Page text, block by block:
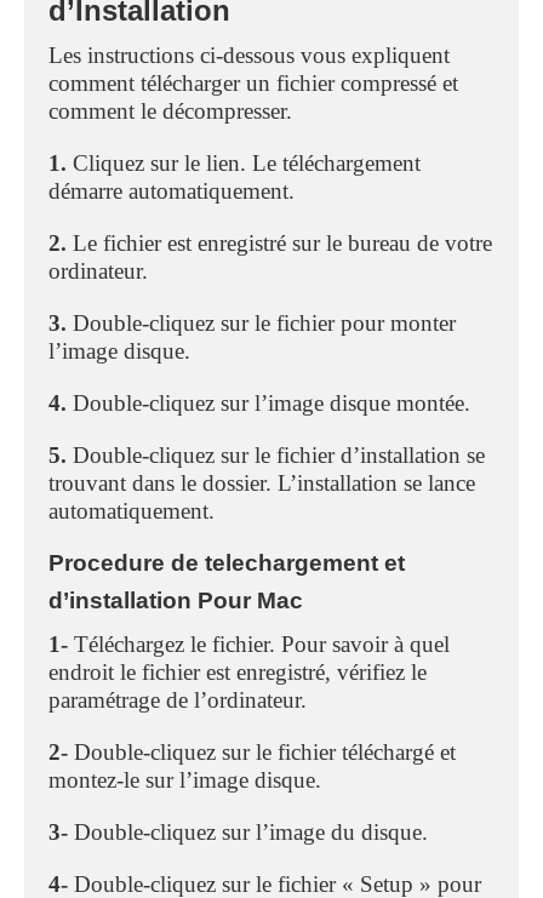
d’Installation
Les instructions ci-dessous vous expliquent
comment télécharger un fichier compressé et
comment le décompresser.
1. Cliquez sur le lien. Le téléchargement
démarre automatiquement.
2. Le fichier est enregistré sur le bureau de votre
ordinateur.
3. Double-cliquez sur le fichier pour monter
l’image disque.
4. Double-cliquez sur l’image disque montée.
5. Double-cliquez sur le fichier d’installation se
trouvant dans le dossier. L’installation se lance
automatiquement.
Procedure de telechargement et
d’installation Pour Mac
1- Téléchargez le fichier. Pour savoir à quel
endroit le fichier est enregistré, vérifiez le
paramétrage de l’ordinateur.
2- Double-cliquez sur le fichier téléchargé et
montez-le sur l’image disque.
3- Double-cliquez sur l’image du disque.
4- Double-cliquez sur le fichier « Setup » pour